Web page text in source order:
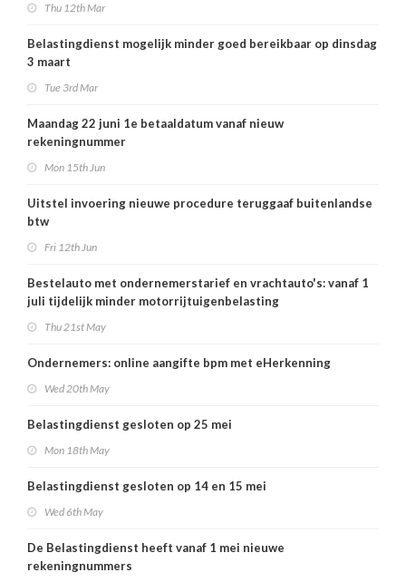
Thu 12th Mar
Belastingdienst mogelijk minder goed bereikbaar op dinsdag
3 maart
Tue 3rd Mar
Maandag 22 juni 1e betaaldatum vanaf nieuw
rekeningnummer
Mon 15th Jun
Uitstel invoering nieuwe procedure teruggaaf buitenlandse
btw
Fri 12th Jun
Bestelauto met ondernemerstarief en vrachtauto's: vanaf 1
juli tijdelijk minder motorrijtuigenbelasting
Thu 21st May
Ondernemers: online aangifte bpm met eHerkenning
Wed 20th May
Belastingdienst gesloten op 25 mei
Mon 18th May
Belastingdienst gesloten op 14 en 15 mei
Wed 6th May
De Belastingdienst heeft vanaf 1 mei nieuwe
rekeningnummers